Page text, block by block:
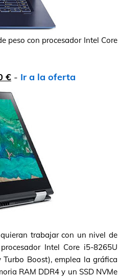
peso con procesador Intel Core
€ - Ir a la oferta
trabajar con un nivel de
Intel Core i5-8265U
Turbo Boost), emplea la gráfica
RAM DDR4 y un SSD NVMe